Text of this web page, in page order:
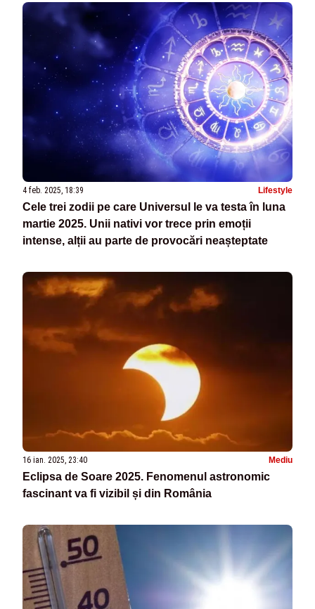
4 feb. 2025, 18:39 Lifestyle
Cele trei zodii pe care Universul le va testa în luna
martie 2025. Unii nativi vor trece prin emoții
intense, alții au parte de provocări neașteptate
16 ian. 2025, 23:40 Mediu
Eclipsa de Soare 2025. Fenomenul astronomic
fascinant va fi vizibil și din România